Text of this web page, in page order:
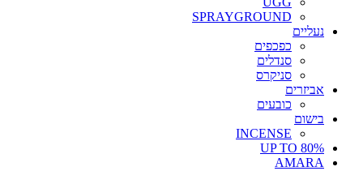
SPRAYGROUND
נעליים
כפכפים
סנדלים
סניקרס
אביזרים
כובעים
בישום
INCENSE
UP TO 80%
AMARA